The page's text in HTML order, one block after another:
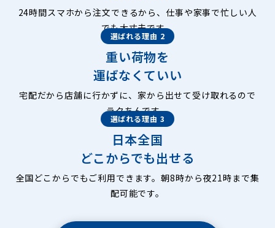
24時間スマホから注文できるから、仕事や家事で忙しい人
でも大丈夫です。
選ばれる理由 2
重い荷物を
運ばなくていい
宅配だから店舗に行かずに、家から出せて受け取れるので
ラクちんです。
選ばれる理由 3
日本全国
どこからでも出せる
全国どこからでもご利用できます。朝8時から夜21時まで集
配可能です。